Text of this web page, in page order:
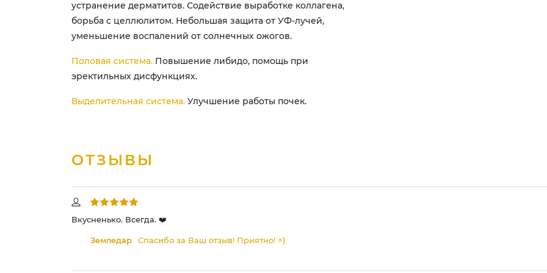
устранение дерматитов. Содействие выработке коллагена,
борьба с целлюлитом. Небольшая защита от УФ-лучей,
уменьшение воспалений от солнечных ожогов.
Половая система. Повышение либидо, помощь при
эректильных дисфункциях.
Выделительная система. Улучшение работы почек.
ОТЗЫВЫ
Вкусненько. Всегда. ❤️
Земледар Спасибо за Ваш отзыв! Приятно! =)